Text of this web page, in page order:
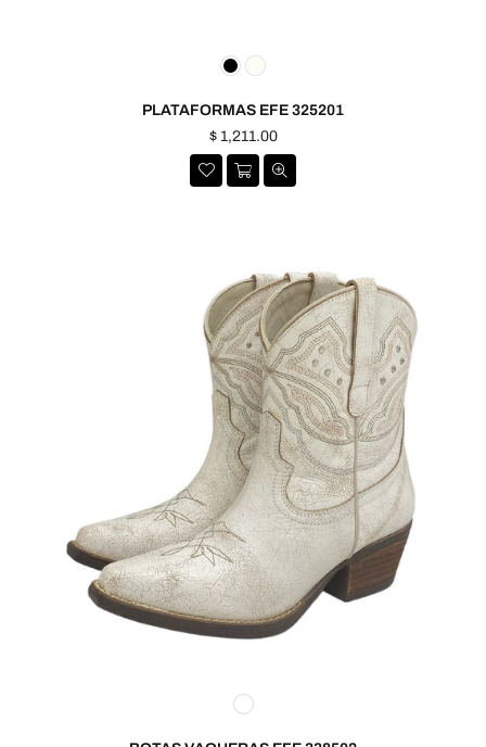
PLATAFORMAS EFE 325201
Precio
habitual
$ 1,211.00